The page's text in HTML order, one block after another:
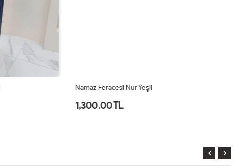
Namaz Feracesi Nur Yeşil
1,300.00 TL